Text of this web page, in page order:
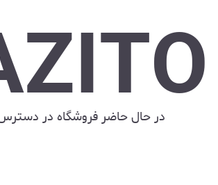
در حال حاضر فروشگاه در